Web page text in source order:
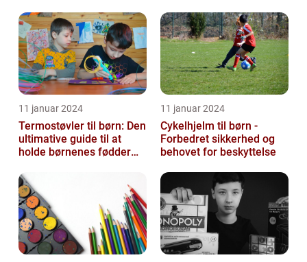
11 januar 2024
Termostøvler til børn: Den
ultimative guide til at
holde børnenes fødder
11 januar 2024
Cykelhjelm til børn -
Forbedret sikkerhed og
behovet for beskyttelse